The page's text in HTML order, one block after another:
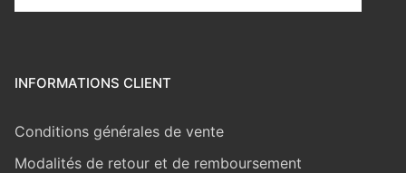
INFORMATIONS CLIENT
Conditions générales de vente
Modalités de retour et de remboursement